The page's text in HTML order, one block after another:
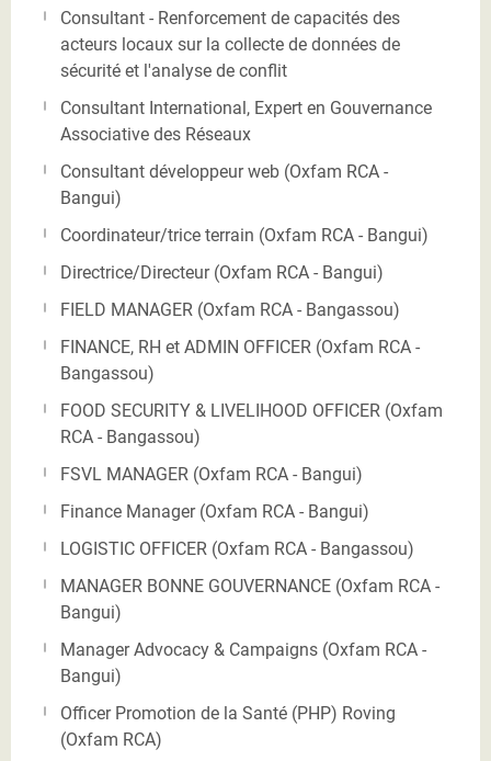
Consultant - Renforcement de capacités des
acteurs locaux sur la collecte de données de
sécurité et l'analyse de conflit
Consultant International, Expert en Gouvernance
Associative des Réseaux
Consultant développeur web (Oxfam RCA -
Bangui)
Coordinateur/trice terrain (Oxfam RCA - Bangui)
Directrice/Directeur (Oxfam RCA - Bangui)
FIELD MANAGER (Oxfam RCA - Bangassou)
FINANCE, RH et ADMIN OFFICER (Oxfam RCA -
Bangassou)
FOOD SECURITY & LIVELIHOOD OFFICER (Oxfam
RCA - Bangassou)
FSVL MANAGER (Oxfam RCA - Bangui)
Finance Manager (Oxfam RCA - Bangui)
LOGISTIC OFFICER (Oxfam RCA - Bangassou)
MANAGER BONNE GOUVERNANCE (Oxfam RCA -
Bangui)
Manager Advocacy & Campaigns (Oxfam RCA -
Bangui)
Officer Promotion de la Santé (PHP) Roving
(Oxfam RCA)